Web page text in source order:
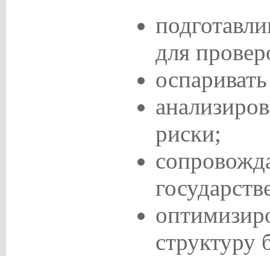
для
риски;
структуру